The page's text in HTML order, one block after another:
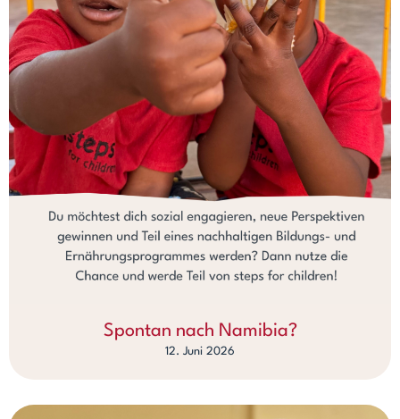
Spontan nach Namibia?
12. Juni 2026